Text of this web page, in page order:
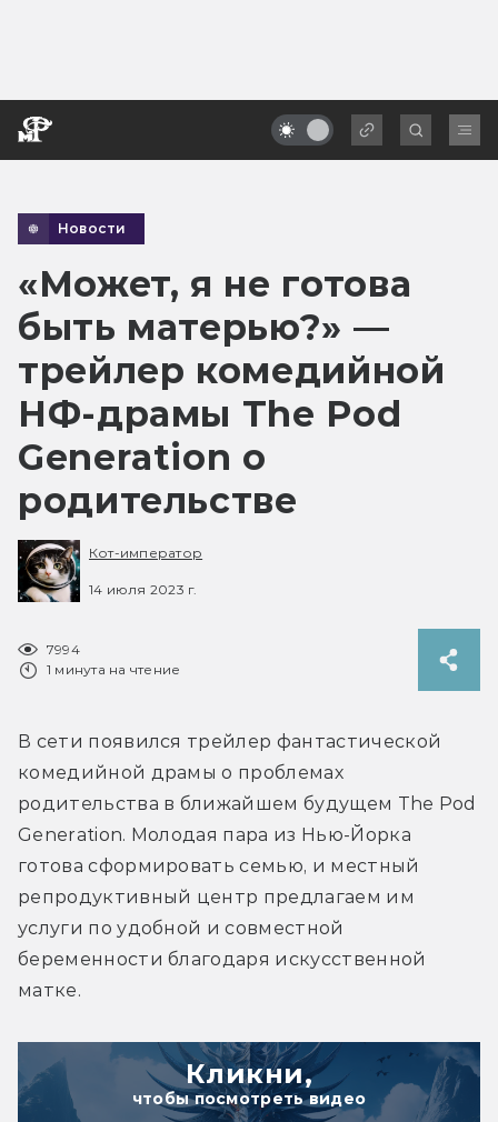
Новости
«Может, я не готова
быть матерью?» —
трейлер комедийной
НФ-драмы The Pod
Generation о
родительстве
Кот-император
14 июля 2023 г.
7994
1 минута на чтение
В сети появился трейлер фантастической
комедийной драмы о проблемах
родительства в ближайшем будущем The Pod
Generation. Молодая пара из Нью-Йорка
готова сформировать семью, и местный
репродуктивный центр предлагаем им
услуги по удобной и совместной
беременности благодаря искусственной
матке.
Кликни,
чтобы посмотреть видео